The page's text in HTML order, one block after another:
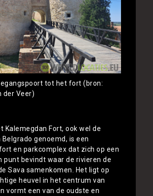
tot het fort (bron:
der Veer)
Kalemegdan Fort, ook wel de
genoemd, is een
en parkcomplex dat zich op een
punt bevindt waar de rivieren de
Sava samenkomen. Het ligt op
heuvel in het centrum van
vormt een van de oudste en